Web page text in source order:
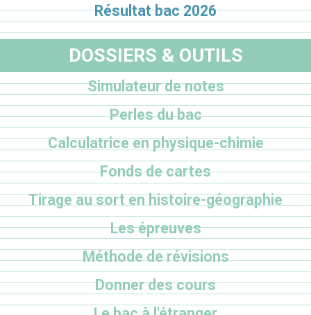
Résultat bac 2026
DOSSIERS & OUTILS
Simulateur de notes
Perles du bac
Calculatrice en physique-chimie
Fonds de cartes
Tirage au sort en histoire-géographie
Les épreuves
Méthode de révisions
Donner des cours